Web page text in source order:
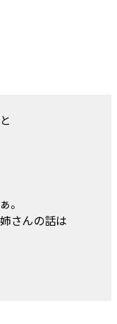
。
さんの話は